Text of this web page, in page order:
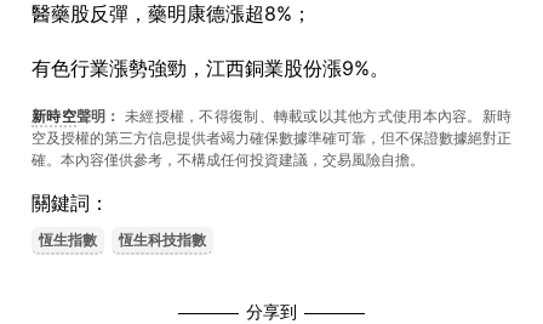
醫藥股反彈，藥明康德漲超8%；
有色行業漲勢強勁，江西銅業股份漲9%。
新時空聲明： 未經授權，不得復制、轉載或以其他方式使用本內容。新時
空及授權的第三方信息提供者竭力確保數據準確可靠，但不保證數據絕對正
確。本內容僅供參考，不構成任何投資建議，交易風險自擔。
關鍵詞：
恆生指數 恆生科技指數
分享到